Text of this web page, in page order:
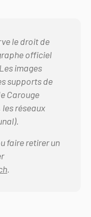
le droit de
officiel
images
supports de
Carouge
réseaux
faire retirer un
.